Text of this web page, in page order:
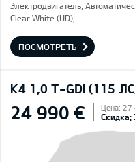
Электродвигатель,
Clear White (UD),
ПОСМОТРЕТЬ
K4 1,0 T-GDI (115
24 990 € Цена: 27
Скидка: